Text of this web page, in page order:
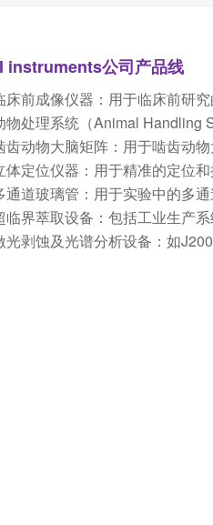
instruments公司产品线
床前成像仪器：用于临床前研究
物处理系统（Animal Handling
齿动物大脑矩阵：用于啮齿动物
体定位仪器：用于精准的定位和
通道玻璃管：用于实验中的多通
临界萃取设备：包括工业生产
光剥蚀及光谱分析设备：如